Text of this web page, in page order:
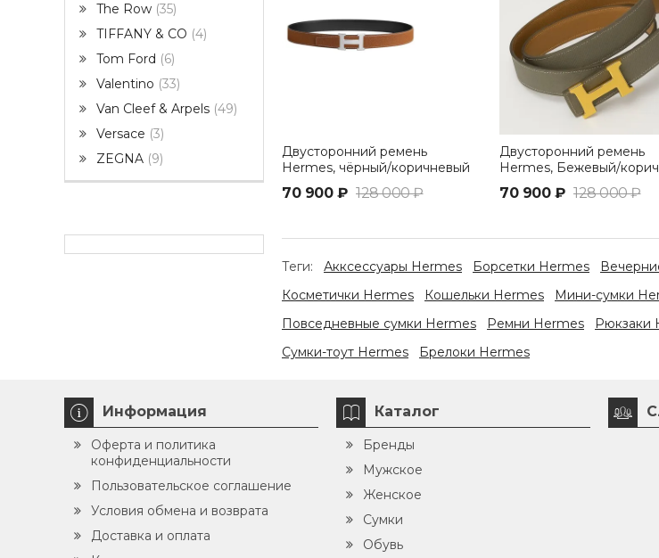
Двусторонний ремень
Hermes, чёрный/коричневый
70 900 ₽ 128 000 ₽
Двусторонний ремень
Hermes, Бежевый/
70 900 ₽ 128 000 ₽
Теги: Акксессуары Hermes Борсетки Hermes
Косметички Hermes
Кошельки Hermes Мини-сумки
Повседневные сумки Hermes
Ремни Hermes Рюкзаки
Сумки-тоут Hermes
Брелоки Hermes
The Row 35
TIFFANY & CO 4
Tom Ford
6
Valentino 33
Van Cleef & Arpels 49
Versace 3
ZEGNA 9
Информация
Оферта и политика
конфиденциальности
Пользовательское соглашение
Условия обмена и возврата
Доставка и оплата
Каталог
Бренды
Мужское
Женское
Сумки
Обувь